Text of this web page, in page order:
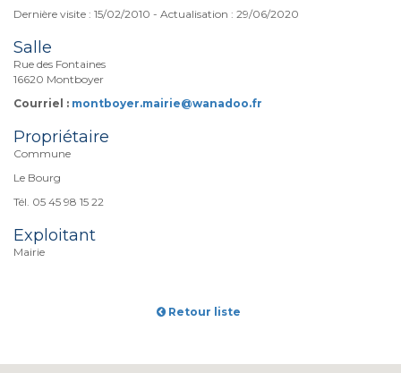
Dernière visite : 15/02/2010 - Actualisation : 29/06/2020
Salle
Rue des Fontaines
16620 Montboyer
Courriel : montboyer.mairie@wanadoo.fr
Propriétaire
Commune
Le Bourg
Tél. 05 45 98 15 22
Exploitant
Mairie
Retour liste